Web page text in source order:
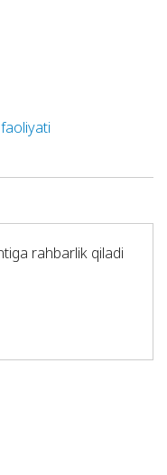
rahbarlik qiladi